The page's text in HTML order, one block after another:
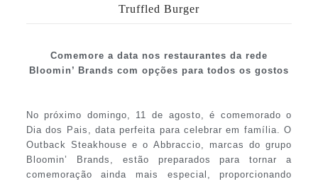
Truffled Burger
Comemore a data nos restaurantes da rede
Bloomin’ Brands com opções para todos os gostos
No próximo domingo, 11 de agosto, é comemorado o
Dia dos Pais, data perfeita para celebrar em família. O
Outback Steakhouse e o Abbraccio, marcas do grupo
Bloomin’ Brands, estão preparados para tornar a
comemoração ainda mais especial, proporcionando